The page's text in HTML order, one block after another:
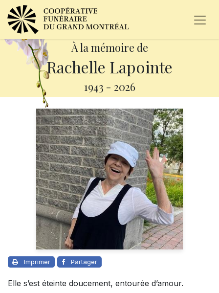
À la mémoire de
Rachelle Lapointe
1943 - 2026
Imprimer Partager
Elle s’est éteinte doucement, entourée d’amour.